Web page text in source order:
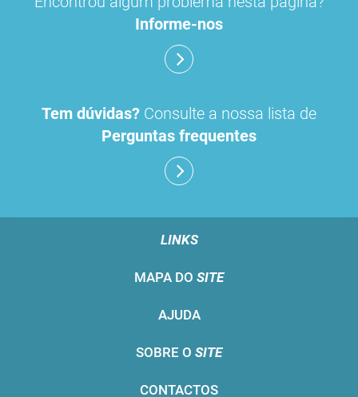
Informe-nos
Tem dúvidas? Consulte a nossa lista de
Perguntas frequentes
LINKS
MAPA DO SITE
AJUDA
SOBRE O SITE
CONTACTOS